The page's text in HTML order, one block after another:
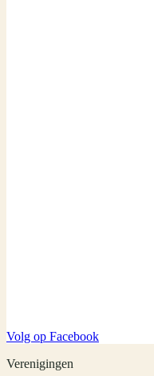
Volg op Facebook
Verenigingen